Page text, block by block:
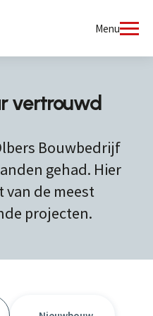
Menu
vertrouwd
Bouwbedrijf
gehad. Hier
van de meest
projecten.